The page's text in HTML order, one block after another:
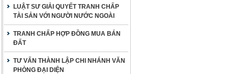
LUẬT SƯ GIẢI QUYẾT TRANH CHẤP
TÀI SẢN VỚI NGƯỜI NƯỚC NGOÀI
TRANH CHẤP HỢP ĐỒNG MUA BÁN
ĐẤT
TƯ VẤN THÀNH LẬP CHI NHÁNH VĂN
PHÒNG ĐẠI DIỆN